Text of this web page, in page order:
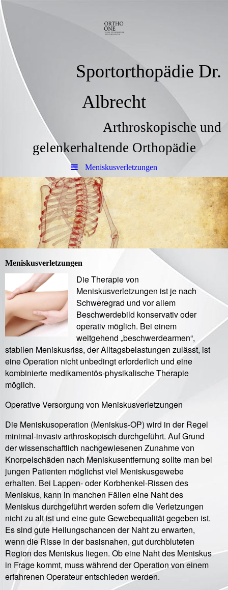
Sportorthopädie Dr.
Albrecht
Arthroskopische und
gelenkerhaltende Orthopädie
Meniskusverletzungen
Meniskusverletzungen
Die Therapie von
Meniskusverletzungen ist je nach
Schweregrad und vor allem
Beschwerdebild konservativ oder
operativ möglich. Bei einem
weitgehend „beschwerdearmen“,
stabilen Meniskusriss, der Alltagsbelastungen zulässt, ist
eine Operation nicht unbedingt erforderlich und eine
kombinierte medikamentös-physikalische Therapie
möglich.
Operative Versorgung von Meniskusverletzungen
Die Meniskusoperation (Meniskus-OP) wird in der Regel
minimal-invasiv arthroskopisch durchgeführt. Auf Grund
der wissenschaftlich nachgewiesenen Zunahme von
Knorpelschäden nach Meniskusentfernung sollte man bei
jungen Patienten möglichst viel Meniskusgewebe
erhalten. Bei Lappen- oder Korbhenkel-Rissen des
Meniskus, kann in manchen Fällen eine Naht des
Meniskus durchgeführt werden sofern die Verletzungen
nicht zu alt ist und eine gute Gewebequalität gegeben ist.
Es sind gute Heilungschancen der Naht zu erwarten,
wenn die Risse in der basisnahen, gut durchbluteten
Region des Meniskus liegen. Ob eine Naht des Meniskus
in Frage kommt, muss während der Operation von einem
erfahrenen Operateur entschieden werden.